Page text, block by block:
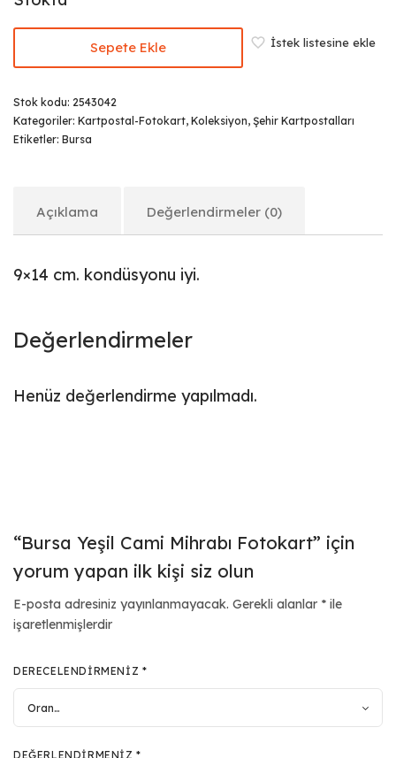
₺459,00.
fiyat:
₺399,00.
Sepete Ekle İstek listesine ekle
Stok kodu: 2543042
Kategoriler: Kartpostal-Fotokart, Koleksiyon, Şehir Kartpostalları
Etiketler: Bursa
Açıklama Değerlendirmeler (0)
9×14 cm. kondüsyonu iyi.
Değerlendirmeler
Henüz değerlendirme yapılmadı.
“Bursa Yeşil Cami Mihrabı Fotokart” için
yorum yapan ilk kişi siz olun
E-posta adresiniz yayınlanmayacak. Gerekli alanlar * ile
işaretlenmişlerdir
DERECELENDIRMENIZ *
DEĞERLENDIRMENIZ*